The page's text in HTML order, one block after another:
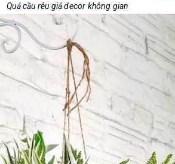
Quả cầu rêu giả decor không gian